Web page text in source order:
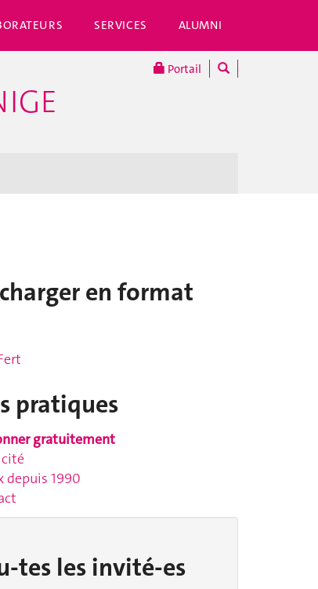
SERVICES ALUMNI
Portail
en format
pratiques
gratuitement
depuis 1990
tes les invité-es